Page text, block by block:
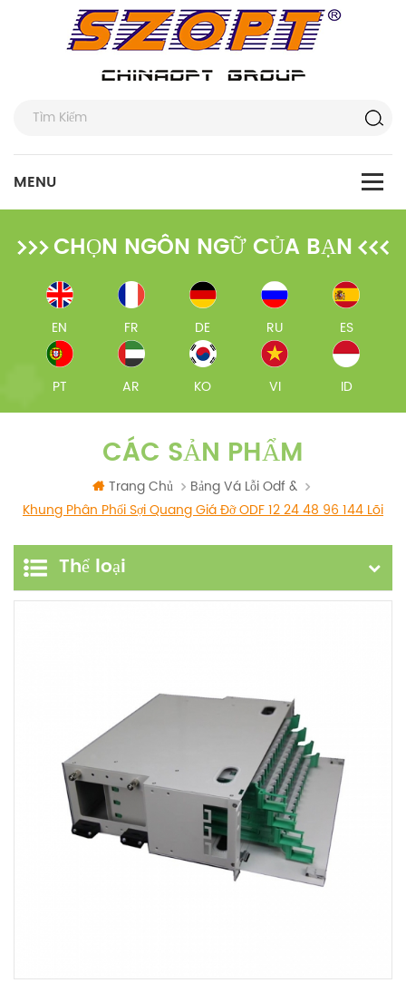
CHỌN NGÔN NGỮ CỦA BẠN
EN FR DE RU ES
PT AR KO VI ID
CÁC SẢN PHẨM
Trang Chủ
Bảng Vá Lỗi Odf &
Khung Phân Phối Sợi Quang Giá Đỡ ODF 12 24 48 96 144 Lõi
Thể loại